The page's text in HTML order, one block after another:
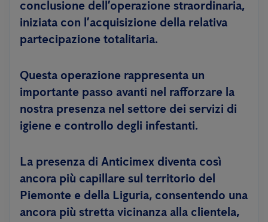
conclusione dell’operazione straordinaria,
iniziata con l’acquisizione della relativa
partecipazione totalitaria.
Questa operazione rappresenta un
importante passo avanti nel rafforzare la
nostra presenza nel settore dei servizi di
igiene e controllo degli infestanti.
La presenza di Anticimex diventa così
ancora più capillare sul territorio del
Piemonte e della Liguria, consentendo una
ancora più stretta vicinanza alla clientela,